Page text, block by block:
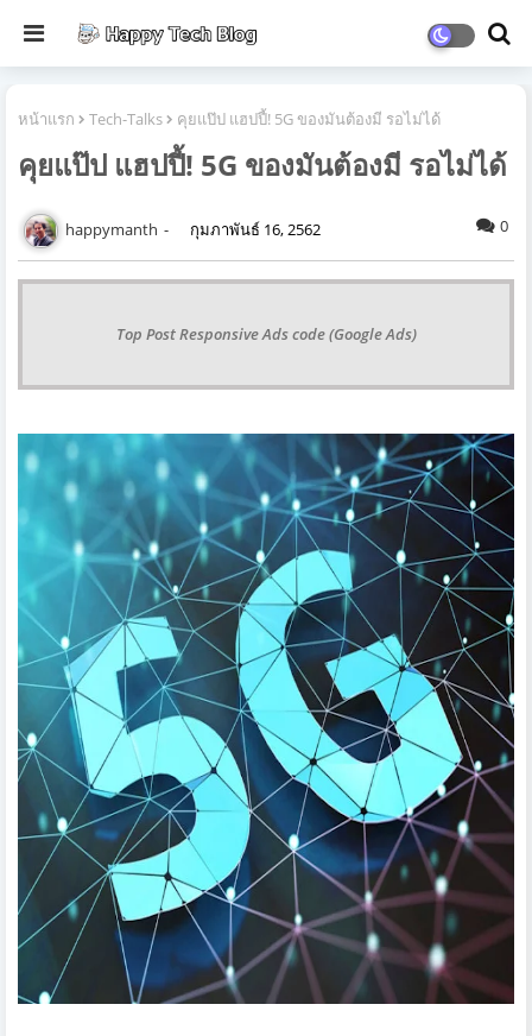
หน้าแรก Tech-Talks คุยแป๊ป แฮปปี้! 5G ของมันต้องมี รอไม่ได้
คุยแป๊ป แฮปปี้! 5G ของมันต้องมี รอไม่ได้
happymanth กุมภาพันธ์ 16, 2562 0
Top Post Responsive Ads code (Google Ads)